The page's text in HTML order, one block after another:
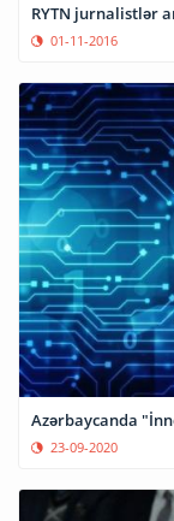
RYTN jurnalistlər
01-11-2016
Azərbaycanda
23-09-2020